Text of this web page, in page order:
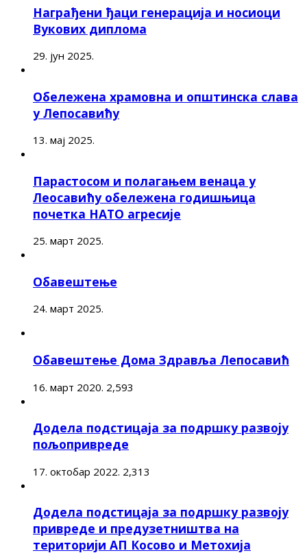
Награђени ђаци генерација и носиоци
Вукових диплома
29. јун 2025.
Обележена храмовна и општинска слава
у Лепосавићу
13. мај 2025.
Парастосом и полагањем венаца у
Леосавићу обележена годишњица
почетка НАТО агресије
25. март 2025.
Обавештење
24. март 2025.
Обавештење Дома Здравља Лепосавић
16. март 2020. 2,593
Додела подстицаја за подршку развоју
пољопривреде
17. октобар 2022. 2,313
Додела подстицаја за подршку развоју
привреде и предузетништва на
територији АП Косово и Метохија